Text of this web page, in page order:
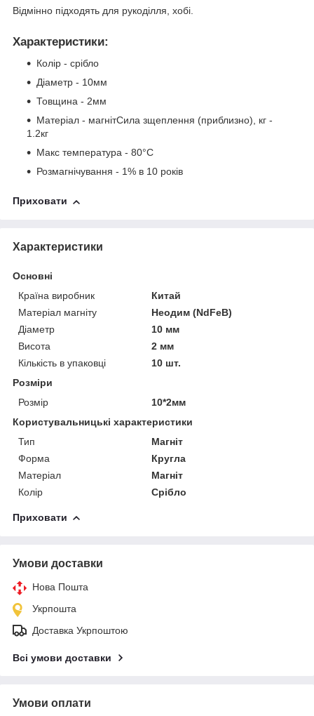
Відмінно підходять для рукоділля, хобі.
Характеристики:
Колір - срібло
Діаметр - 10мм
Товщина - 2мм
Матеріал - магнітСила зщеплення (приблизно), кг -
1.2кг
Макс температура - 80°C
Розмагнічування - 1% в 10 років
Приховати
Характеристики
Основні
Країна виробник
Китай
Матеріал магніту
Неодим (NdFeB)
Діаметр
10 мм
Висота
2 мм
Кількість в упаковці
10 шт.
Розміри
Розмір
10*2мм
Користувальницькі характеристики
Тип
Магніт
Форма
Кругла
Матеріал
Магніт
Колір
Срібло
Приховати
Умови доставки
Нова Пошта
Укрпошта
Доставка Укрпоштою
Всі умови доставки
Умови оплати